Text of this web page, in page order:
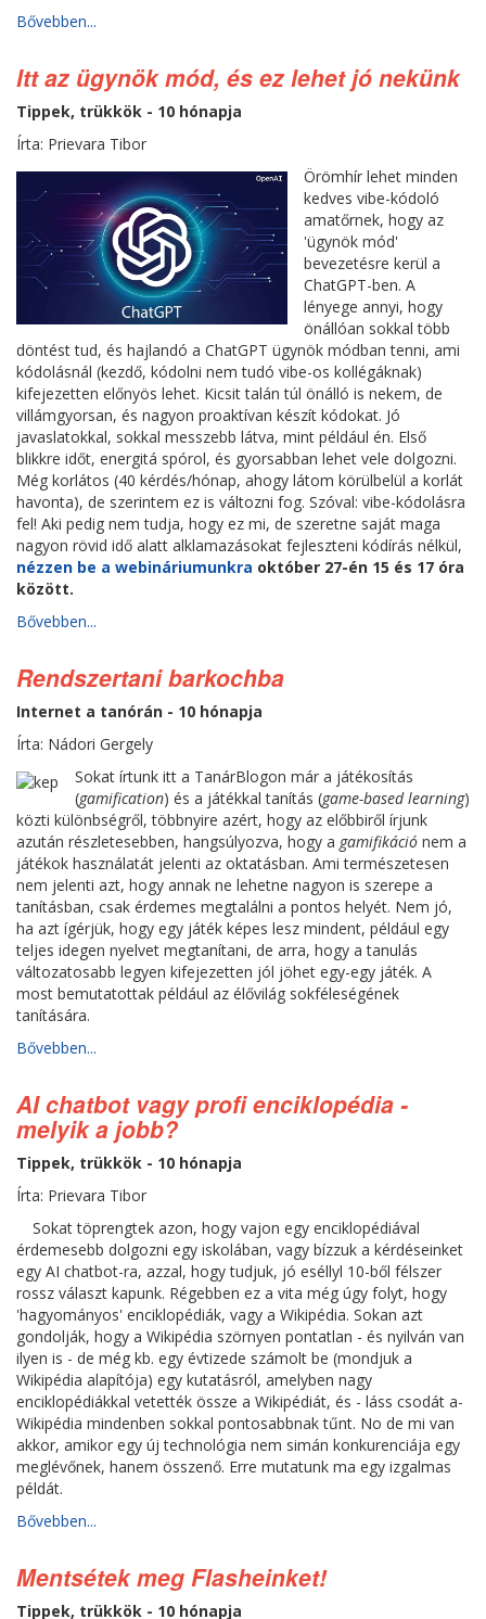
Bővebben...
Itt az ügynök mód, és ez lehet jó nekünk
Tippek, trükkök - 10 hónapja
Írta: Prievara Tibor
Örömhír lehet minden
kedves vibe-kódoló
amatőrnek, hogy az
'ügynök mód'
bevezetésre kerül a
ChatGPT-ben. A
lényege annyi, hogy
önállóan sokkal több
döntést tud, és hajlandó a ChatGPT ügynök módban tenni, ami
kódolásnál (kezdő, kódolni nem tudó vibe-os kollégáknak)
kifejezetten előnyös lehet. Kicsit talán túl önálló is nekem, de
villámgyorsan, és nagyon proaktívan készít kódokat. Jó
javaslatokkal, sokkal messzebb látva, mint például én. Első
blikkre időt, energitá spórol, és gyorsabban lehet vele dolgozni.
Még korlátos (40 kérdés/hónap, ahogy látom körülbelül a korlát
havonta), de szerintem ez is változni fog. Szóval: vibe-kódolásra
fel! Aki pedig nem tudja, hogy ez mi, de szeretne saját maga
nagyon rövid idő alatt alklamazásokat fejleszteni kódírás nélkül,
nézzen be a webináriumunkra október 27-én 15 és 17 óra
között.
Bővebben...
Rendszertani barkochba
Internet a tanórán - 10 hónapja
Írta: Nádori Gergely
Sokat írtunk itt a TanárBlogon már a játékosítás
(gamification) és a játékkal tanítás (game-based learning)
közti különbségről, többnyire azért, hogy az előbbiről írjunk
azután részletesebben, hangsúlyozva, hogy a gamifikáció nem a
játékok használatát jelenti az oktatásban. Ami természetesen
nem jelenti azt, hogy annak ne lehetne nagyon is szerepe a
tanításban, csak érdemes megtalálni a pontos helyét. Nem jó,
ha azt ígérjük, hogy egy játék képes lesz mindent, például egy
teljes idegen nyelvet megtanítani, de arra, hogy a tanulás
változatosabb legyen kifejezetten jól jöhet egy-egy játék. A
most bemutatottak például az élővilág sokféleségének
tanítására.
Bővebben...
AI chatbot vagy profi enciklopédia -
melyik a jobb?
Tippek, trükkök - 10 hónapja
Írta: Prievara Tibor
Sokat töprengtek azon, hogy vajon egy enciklopédiával
érdemesebb dolgozni egy iskolában, vagy bízzuk a kérdéseinket
egy AI chatbot-ra, azzal, hogy tudjuk, jó eséllyl 10-ből félszer
rossz választ kapunk. Régebben ez a vita még úgy folyt, hogy
'hagyományos' enciklopédiák, vagy a Wikipédia. Sokan azt
gondolják, hogy a Wikipédia szörnyen pontatlan - és nyilván van
ilyen is - de még kb. egy évtizede számolt be (mondjuk a
Wikipédia alapítója) egy kutatásról, amelyben nagy
enciklopédiákkal vetették össze a Wikipédiát, és - láss csodát a-
Wikipédia mindenben sokkal pontosabbnak tűnt. No de mi van
akkor, amikor egy új technológia nem simán konkurenciája egy
meglévőnek, hanem összenő. Erre mutatunk ma egy izgalmas
példát.
Bővebben...
Mentsétek meg Flasheinket!
Tippek, trükkök - 10 hónapja